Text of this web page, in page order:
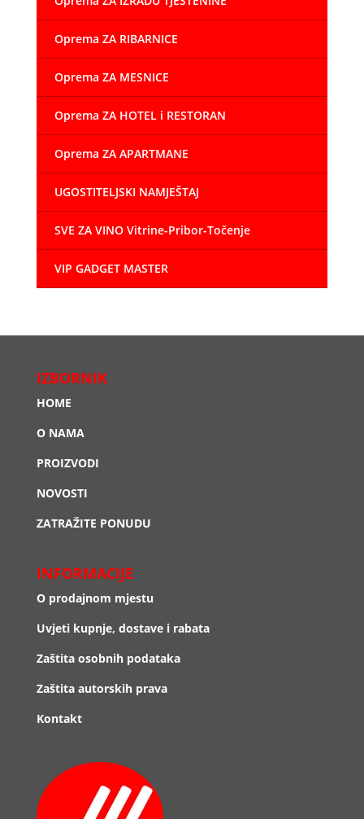
Oprema ZA RIBARNICE
Oprema ZA MESNICE
Oprema ZA HOTEL i RESTORAN
Oprema ZA APARTMANE
UGOSTITELJSKI NAMJEŠTAJ
SVE ZA VINO Vitrine-Pribor-Točenje
VIP GADGET MASTER
IZBORNIK
HOME
O NAMA
PROIZVODI
NOVOSTI
ZATRAŽITE PONUDU
INFORMACIJE
O prodajnom mjestu
Uvjeti kupnje, dostave i rabata
Zaštita osobnih podataka
Zaštita autorskih prava
Kontakt